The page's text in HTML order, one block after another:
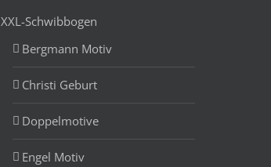
XXL-Schwibbogen
Bergmann Motiv
Christi Geburt
Doppelmotive
Engel Motiv